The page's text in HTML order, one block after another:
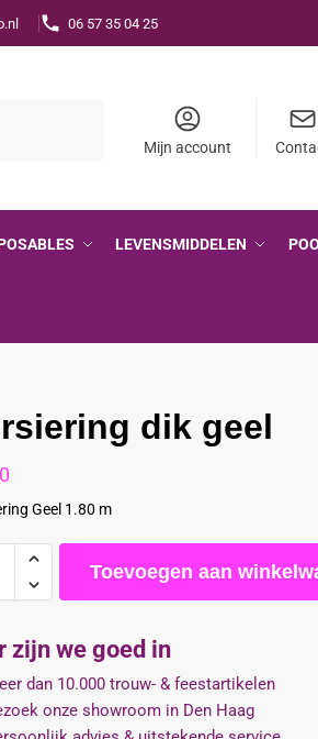
06 57 35 04 25
Mijn account
LEVENSMIDDELEN
dik geel
Geel 1.80 m
Toevoegen aan
zijn we goed in
dan 10.000 trouw- & feestartikelen
onze showroom in Den Haag